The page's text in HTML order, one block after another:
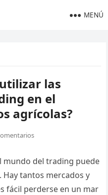
MENÚ
las
en el
agrícolas?
mundo del trading puede
tantos mercados y
fácil perderse en un mar